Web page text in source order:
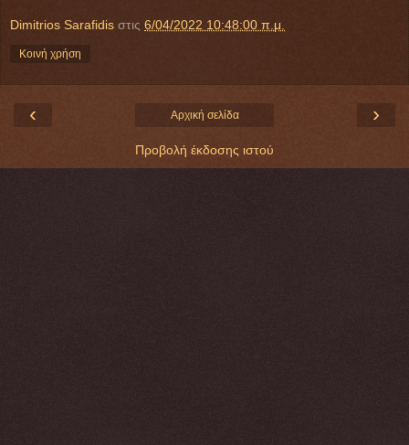
Dimitrios Sarafidis στις 6/04/2022 10:48:00 π.μ.
Κοινή χρήση
‹ ›
Αρχική σελίδα
Προβολή έκδοσης ιστού